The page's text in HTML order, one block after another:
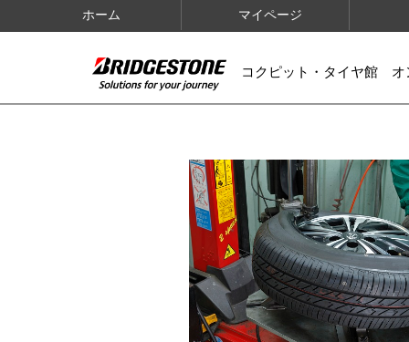
ホーム マイページ
コクピット・タイヤ館 オ
IMAGES